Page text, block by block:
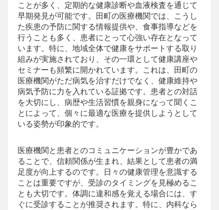
ことが多く、定期的な健康診断や血液検査を通じて
早期発見が可能です。田町の医療機関では、こうし
た疾患の予防に関する情報提供や、食事指導などを
行うことも多く、患者にとって心強い存在となって
います。特に、地域全体で健康をサポートする取り
組みが実施されており、その一環として健康講座や
セミナーも頻繁に開かれています。これは、田町の
医療機関がただ病気を治すだけでなく、健康維持や
病気予防に力を入れている証拠です。患者との対話
を大切にし、病歴や生活習慣を親身になって聞くこ
とによって、個々に最適な医療を提供しようとして
いる姿勢が印象的です。
医療機関と患者とのコミュニケーションが豊かであ
ることで、信頼関係が生まれ、結果として患者の満
足度が向上するのです。日々の健康管理を意識する
ことは重要ですが、受診のタイミングを見極めるこ
とも大切です。体調に違和感を覚える場合には、す
ぐに受診することが推奨されます。特に、内科なら